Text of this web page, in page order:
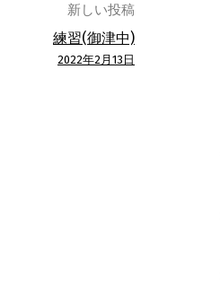
新しい投稿
練習(御津中)
2022年2月13日